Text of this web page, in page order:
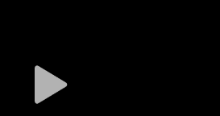
Play